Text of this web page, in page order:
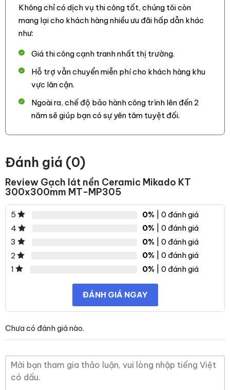
Không chỉ có dịch vụ thi công tốt, chúng tôi còn
mang lại cho khách hàng nhiều ưu đãi hấp dẫn khác
như:
Giá thi công cạnh tranh nhất thị trường.
Hỗ trợ vẫn chuyển miễn phí cho khách hàng khu
vực lân cận.
Ngoài ra, chế độ bảo hành công trình lên đến 2
năm sẽ giúp bạn có sự yên tâm tuyệt đối.
Đánh giá (0)
Review Gạch lát nền Ceramic Mikado KT
300x300mm MT-MP305
5 0% | 0 đánh giá
4
0% | 0 đánh giá
3
0% | 0 đánh giá
2
0% | 0 đánh giá
1
0% | 0 đánh giá
ĐÁNH GIÁ NGAY
Chưa có đánh giá nào.